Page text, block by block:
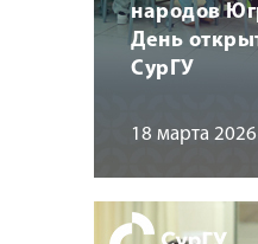
народов
День
СурГУ
18 марта 2026